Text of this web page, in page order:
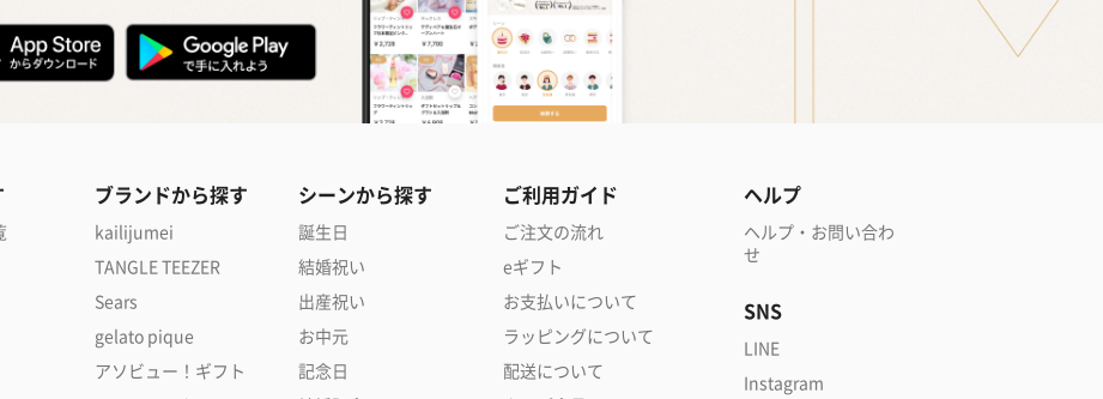
ブランドから探す
kailijumei
TANGLE TEEZER
Sears
gelato pique
アソビュー！ギフト
シーンから探す
誕生日
結婚祝い
出産祝い
お中元
記念日
ご利用ガイド
ご注文の流れ
eギフト
お支払いについて
ラッピングについて
配送について
ヘルプ
ヘルプ・お問い合わ
せ
SNS
LINE
Instagram